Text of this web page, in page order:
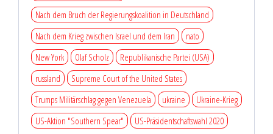
Nach dem Bruch der Regierungskoalition in Deutschland
Nach dem Krieg zwischen Israel und dem Iran
nato
New York
Olaf Scholz
Republikanische Partei (USA)
russland
Supreme Court of the United States
Trumps Militärschlag gegen Venezuela
ukraine
Ukraine-Krieg
US-Aktion "Southern Spear"
US-Präsidentschaftswahl 2020